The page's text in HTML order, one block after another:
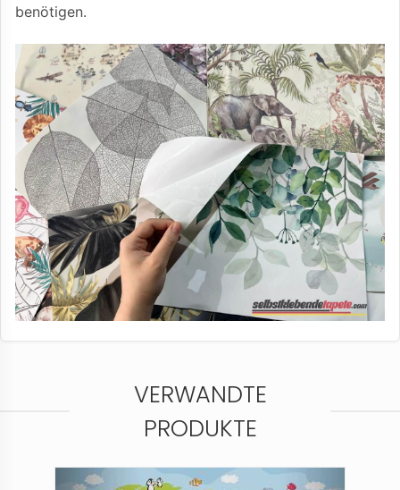
benötigen.
VERWANDTE
PRODUKTE